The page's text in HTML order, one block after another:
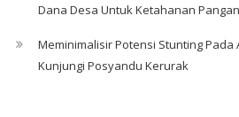
Dana Desa Untuk Ketahanan
Meminimalisir Potensi Stunting Pada
Kunjungi Posyandu Kerurak